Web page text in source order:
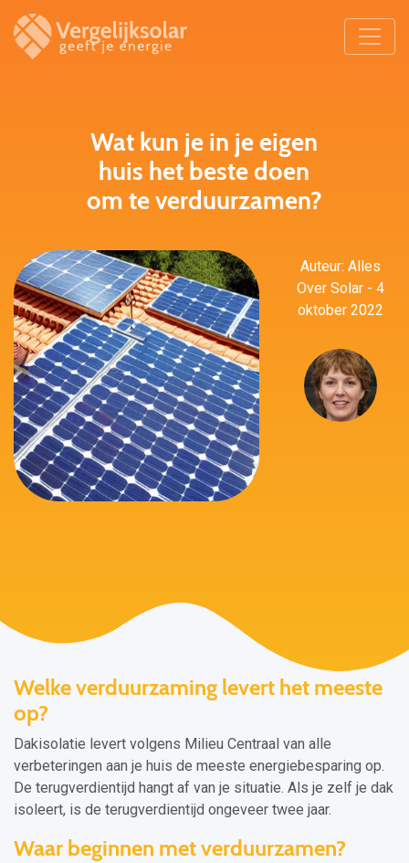
Wat kun je in je eigen
huis het beste doen
om te verduurzamen?
Auteur: Alles
Over Solar - 4
oktober 2022
Welke verduurzaming levert het meeste
op?
Dakisolatie levert volgens Milieu Centraal van alle
verbeteringen aan je huis de meeste energiebesparing op.
De terugverdientijd hangt af van je situatie. Als je zelf je dak
isoleert, is de terugverdientijd ongeveer twee jaar.
Waar beginnen met verduurzamen?